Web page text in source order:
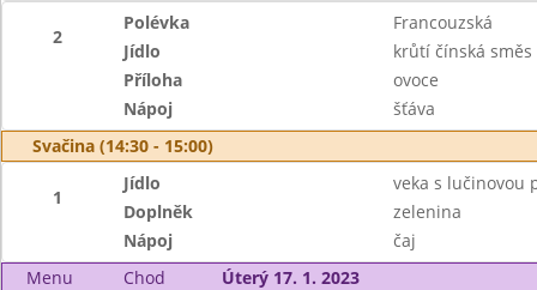
2
Polévka
Francouzská
Jídlo
krůtí čínská
Příloha
ovoce
Nápoj
šťáva
Svačina (14:30 - 15:00)
1
Jídlo
veka s lučinovou
Doplněk
zelenina
Nápoj
čaj
Menu
Chod
Úterý 17. 1. 2023